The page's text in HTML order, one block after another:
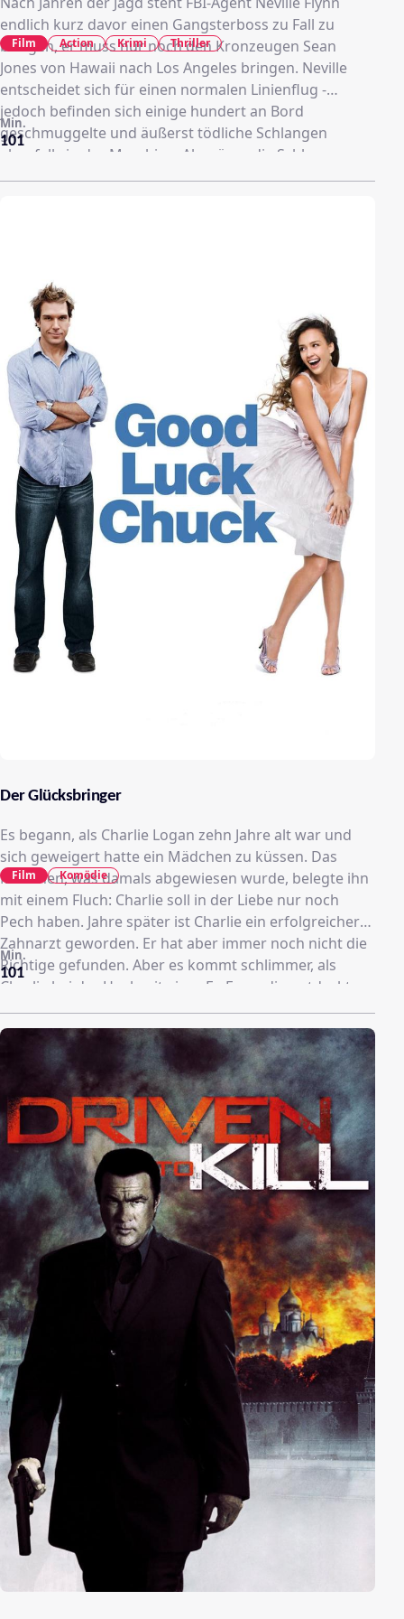
endlich kurz davor einen Gangsterboss zu Fall zu
bringen, er muss nur noch den Kronzeugen Sean
Jones von Hawaii nach Los Angeles bringen. Neville
entscheidet sich für einen normalen Linienflug -
jedoch befinden sich einige hundert an Bord
geschmuggelte und äußerst tödliche Schlangen
ebenfalls in der Maschine. Als wären die Schlangen
nicht schon Problem genug, muß Neville sich auch
101
Min.
Film Action Krimi Thriller
Der Glücksbringer
Es begann, als Charlie Logan zehn Jahre alt war und
sich geweigert hatte ein Mädchen zu küssen. Das
Mädchen, was damals abgewiesen wurde, belegte ihn
mit einem Fluch: Charlie soll in der Liebe nur noch
Pech haben. Jahre später ist Charlie ein erfolgreicher
Zahnarzt geworden. Er hat aber immer noch nicht die
Richtige gefunden. Aber es kommt schlimmer, als
Charlie bei der Hochzeit einer Ex-Freundin entdeckt,
dass jede Frau, mit der er Sex hatte, kurz darauf die
wahre Liebe gefunden hat. Nun hat er seinen Ruf als
`Glücksbringer´ weg. Die Frauen sind nur noch auf
einen Quickie mit ihm aus, in der Hoffnung, danach die
Liebe fürs Leben zu finden. Charlie ist dem nicht
unbedingt abgeneigt, doch später fühlt er sich
einsamer als zuvor. Plötzlich lernt er die
wunderhübsche, allerdings tollpatschige Cam kennen.
Sie ist Zoologin und spezialisiert für Pinguine.
Langsam entsteht eine Liebesgeschichte zwischen den
beiden und Charlie sieht sich gezwungen den Fluch zu
brechen.
101
Min.
Film Komödie